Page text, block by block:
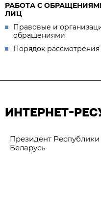
РАБОТА С
ЛИЦ
Правовые и
обращениями
Порядок
ИНТЕРНЕТ-
Президент Республики
Беларусь